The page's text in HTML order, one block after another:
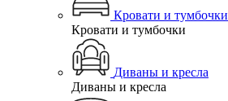
Кровати и тумбочки
Кровати и тумбочки
Диваны и кресла
Диваны и кресла